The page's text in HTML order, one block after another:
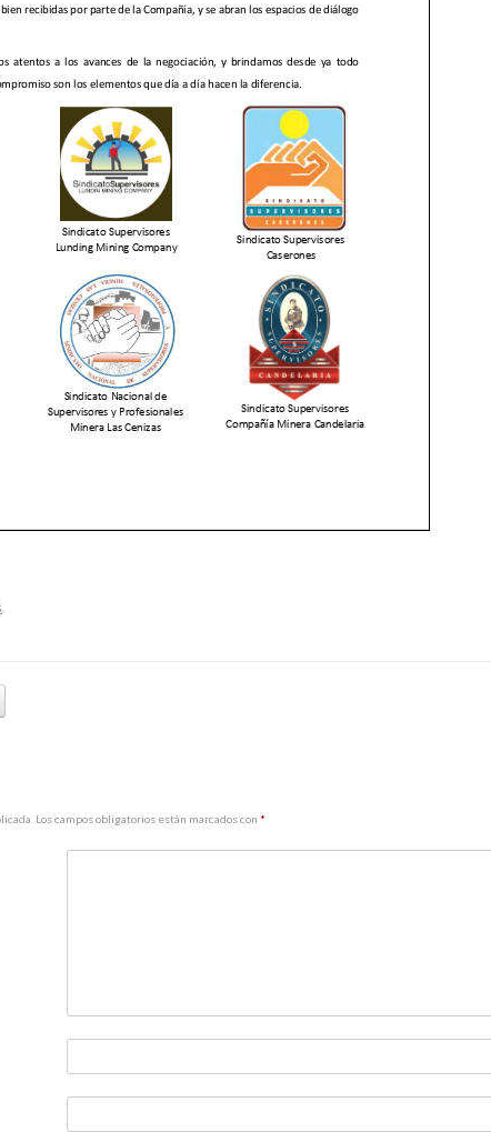
Los campos obligatorios están marcados con *